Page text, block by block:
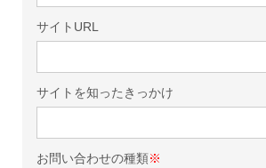
サイトURL
サイトを知ったきっかけ
お問い合わせの種類※